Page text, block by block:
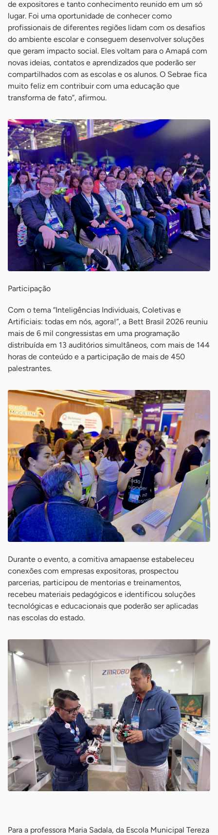
de expositores e tanto conhecimento reunido em um só
lugar. Foi uma oportunidade de conhecer como
profissionais de diferentes regiões lidam com os desafios
do ambiente escolar e conseguem desenvolver soluções
que geram impacto social. Eles voltam para o Amapá com
novas ideias, contatos e aprendizados que poderão ser
compartilhados com as escolas e os alunos. O Sebrae fica
muito feliz em contribuir com uma educação que
transforma de fato”, afirmou.
Participação
Com o tema “Inteligências Individuais, Coletivas e
Artificiais: todas em nós, agora!”, a Bett Brasil 2026 reuniu
mais de 6 mil congressistas em uma programação
distribuída em 13 auditórios simultâneos, com mais de 144
horas de conteúdo e a participação de mais de 450
palestrantes.
Durante o evento, a comitiva amapaense estabeleceu
conexões com empresas expositoras, prospectou
parcerias, participou de mentorias e treinamentos,
recebeu materiais pedagógicos e identificou soluções
tecnológicas e educacionais que poderão ser aplicadas
nas escolas do estado.
Para a professora Maria Sadala, da Escola Municipal Tereza